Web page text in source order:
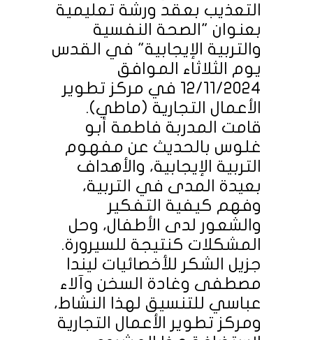
التعذيب بعقد ورشة تعليمية
بعنوان "الصحة النفسية
والتربية الإيجابية" في القدس
يوم الثلاثاء الموافق
12/11/2024 في مركز تطوير
الأعمال التجارية (ماطي).
قامت المدربة فاطمة أبو
غلوس بالحديث عن مفهوم
التربية الإيجابية، والأهداف
بعيدة المدى في التربية،
وفهم كيفية التفكير
والشعور لدى الأطفال، وحل
المشكلات كنتيجة للسيرورة.
جزيل الشكر للأخصائيات ليندا
مصطفى وغادة السخن وآلاء
عباسي للتنسيق لهذا النشاط،
ومركز تطوير الأعمال التجارية